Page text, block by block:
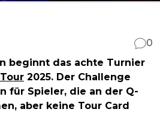
0
beginnt das achte Turnier
2025. Der Challenge
für Spieler, die an der Q-
aber keine Tour Card